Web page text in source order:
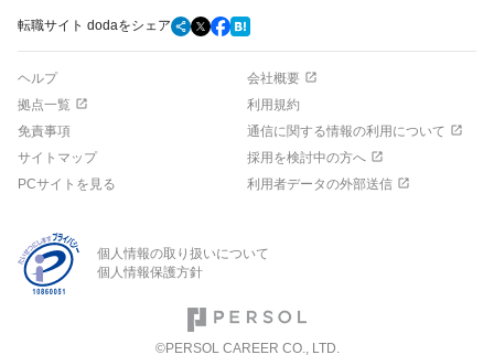
転職サイト dodaをシェア
ヘルプ
会社概要
拠点一覧
利用規約
免責事項
通信に関する情報の利用について
サイトマップ
採用を検討中の方へ
PCサイトを見る
利用者データの外部送信
個人情報の取り扱いについて
個人情報保護方針
©PERSOL CAREER CO., LTD.